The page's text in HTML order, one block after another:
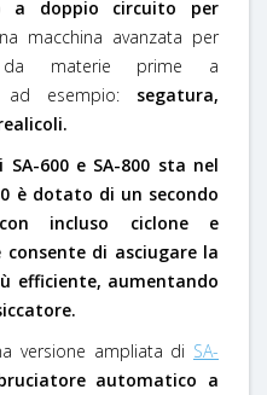
a doppio circuito per
macchina avanzata per
da materie prime a
ad esempio: segatura,
600 e SA-800 sta nel
è dotato di un secondo
incluso ciclone e
di asciugare la
efficiente, aumentando
versione ampliata di SA-
automatico a